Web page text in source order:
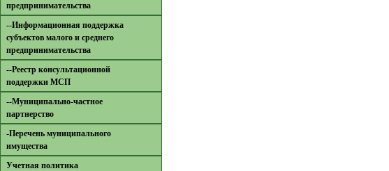
предпринимательства
--Информационная поддержка
субъектов малого и среднего
предпринимательства
--Реестр консультационной
поддержки МСП
--Муниципально-частное
партнерство
-Перечень муниципального
имущества
Учетная политика